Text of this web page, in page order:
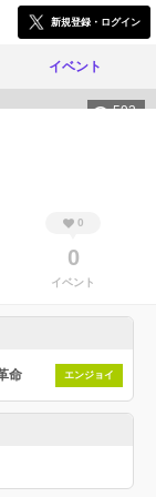
新規登録・ログイン
イベント
593
0
0
イベント
命 エンジョイ